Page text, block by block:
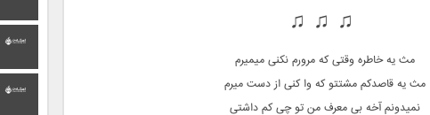
♫ ♫ ♫
مث یه خاطره وقتی که مرورم نکنی میمیرم
مث یه قاصدکم مشتتو که وا کنی از دست میرم
نمیدونم آخه بی معرف من تو چی کم داشتی